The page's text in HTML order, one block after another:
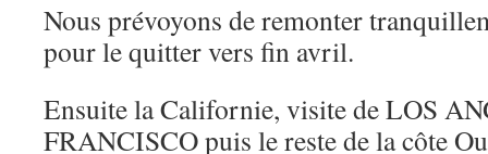
Nous prévoyons de remonter
pour le quitter vers fin avril.
Ensuite la Californie, visite de LOS
FRANCISCO puis le reste de la côte